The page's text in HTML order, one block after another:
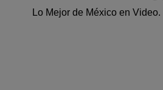
Lo Mejor de México en